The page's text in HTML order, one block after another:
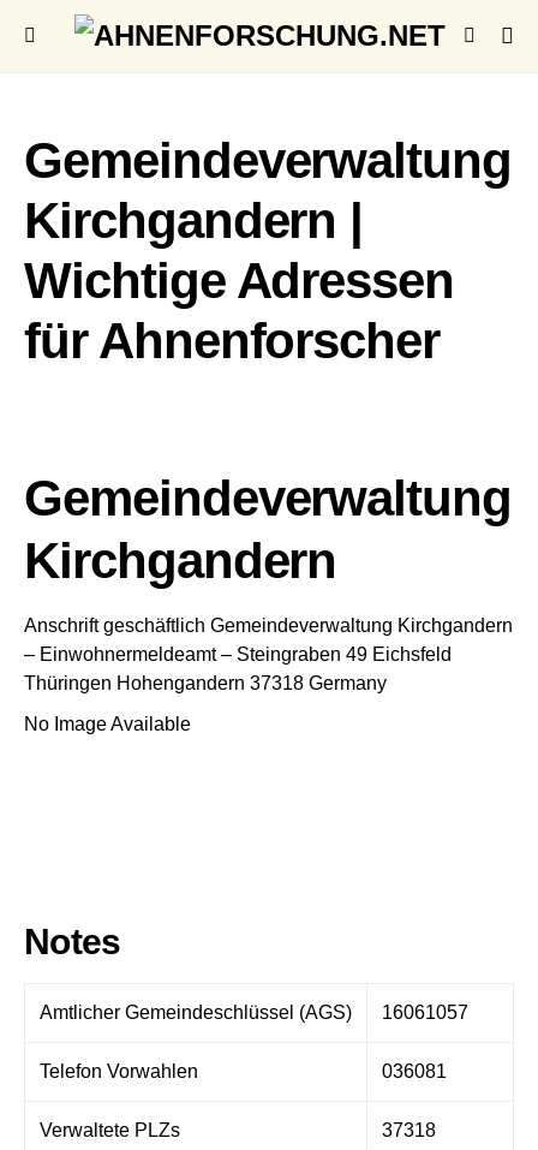
Gemeindeverwaltung
Kirchgandern |
Wichtige Adressen
für Ahnenforscher
Gemeindeverwaltung
Kirchgandern
Anschrift geschäftlich Gemeindeverwaltung Kirchgandern
– Einwohnermeldeamt – Steingraben 49 Eichsfeld
Thüringen Hohengandern 37318 Germany
No Image Available
Notes
Amtlicher Gemeindeschlüssel (AGS) 16061057
Telefon Vorwahlen 036081
Verwaltete PLZs 37318